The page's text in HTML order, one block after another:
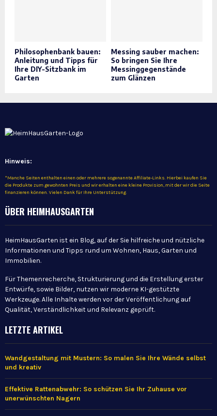
Philosophenbank bauen:
Anleitung und Tipps für
Ihre DIY-Sitzbank im
Garten
Messing sauber machen:
So bringen Sie Ihre
Messinggegenstände
zum Glänzen
Hinweis:
*Manche Seiten enthalten einen oder mehrere sogenannte Affiliate-Links. Hierbei kaufen Sie
die Produkte zum gewohnten Preis und wir erhalten eine kleine Provision, mit der wir die Seite
finanzieren können. Vielen Dank für Ihre Unterstützung.
ÜBER HEIMHAUSGARTEN
HeimHausGarten ist ein Blog, auf der Sie hilfreiche und nützliche
Informationen und Tipps rund um Wohnen, Haus, Garten und
Immobilien.
Für Themenrecherche, Strukturierung und die Erstellung erster
Entwürfe, sowie Bilder, nutzen wir moderne KI-gestützte
Werkzeuge. Alle Inhalte werden vor der Veröffentlichung auf
Qualität, Verständlichkeit und Relevanz geprüft.
LETZTE ARTIKEL
Wandgestaltung mit Mustern: So malen Sie Ihre Wände selbst
und kreativ
Effektive Rattenabwehr: So schützen Sie Ihr Zuhause vor
unerwünschten Nagern